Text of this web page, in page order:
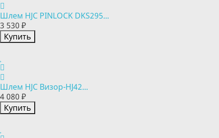
Шлем HJC PINLOCK DKS295...
3 530 ₽
Купить
Шлем HJC Визор-HJ42...
4 080 ₽
Купить